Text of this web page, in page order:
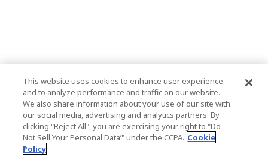
This website uses cookies to enhance user experience
and to analyze performance and traffic on our website.
We also share information about your use of our site with
our social media, advertising and analytics partners. By
clicking "Reject All", you are exercising your right to "Do
Not Sell Your Personal Data’" under the CCPA. Cookie
Policy